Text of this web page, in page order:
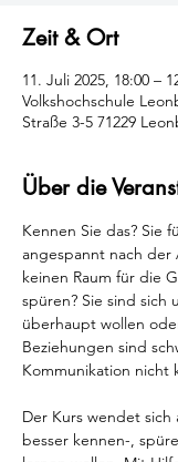
Zeit & Ort
11. Juli 2025, 18:00 –
Volkshochschule
Straße 3-5 71229
Über die
Kennen Sie das? Sie
angespannt nach der
keinen Raum für die
spüren? Sie sind sich
überhaupt wollen
Beziehungen sind
Kommunikation nicht
Der Kurs wendet sich
besser kennen-,